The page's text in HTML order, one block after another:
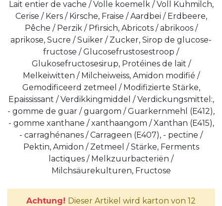
Lait entier de vache / Volle koemelk / Voll Kuhmilch,
Cerise / Kers / Kirsche, Fraise / Aardbei / Erdbeere,
Pêche / Perzik / Pfirsich, Abricots / abrikoos /
aprikose, Sucre / Suiker / Zucker, Sirop de glucose-
fructose / Glucosefrustosestroop /
Glukosefructosesirup, Protéines de lait /
Melkeiwitten / Milcheiweiss, Amidon modifié /
Gemodificeerd zetmeel / Modifizierte Stärke,
Epaississant / Verdikkingmiddel / Verdickungsmittel:,
- gomme de guar / guargom / Guarkernmehl (E412),
- gomme xanthane / xanthaangom / Xanthan (E415),
- carraghénanes / Carrageen (E407), - pectine /
Pektin, Amidon / Zetmeel / Stärke, Ferments
lactiques / Melkzuurbacteriën /
Milchsäurekulturen, Fructose
Achtung! Dieser Artikel wird karton von 12